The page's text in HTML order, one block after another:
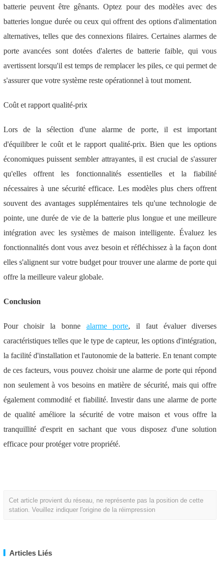
batterie peuvent être gênants. Optez pour des modèles avec des
batteries longue durée ou ceux qui offrent des options d'alimentation
alternatives, telles que des connexions filaires. Certaines alarmes de
porte avancées sont dotées d'alertes de batterie faible, qui vous
avertissent lorsqu'il est temps de remplacer les piles, ce qui permet de
s'assurer que votre système reste opérationnel à tout moment.
Coût et rapport qualité-prix
Lors de la sélection d'une alarme de porte, il est important
d'équilibrer le coût et le rapport qualité-prix. Bien que les options
économiques puissent sembler attrayantes, il est crucial de s'assurer
qu'elles offrent les fonctionnalités essentielles et la fiabilité
nécessaires à une sécurité efficace. Les modèles plus chers offrent
souvent des avantages supplémentaires tels qu'une technologie de
pointe, une durée de vie de la batterie plus longue et une meilleure
intégration avec les systèmes de maison intelligente. Évaluez les
fonctionnalités dont vous avez besoin et réfléchissez à la façon dont
elles s'alignent sur votre budget pour trouver une alarme de porte qui
offre la meilleure valeur globale.
Conclusion
Pour choisir la bonne alarme porte, il faut évaluer diverses
caractéristiques telles que le type de capteur, les options d'intégration,
la facilité d'installation et l'autonomie de la batterie. En tenant compte
de ces facteurs, vous pouvez choisir une alarme de porte qui répond
non seulement à vos besoins en matière de sécurité, mais qui offre
également commodité et fiabilité. Investir dans une alarme de porte
de qualité améliore la sécurité de votre maison et vous offre la
tranquillité d'esprit en sachant que vous disposez d'une solution
efficace pour protéger votre propriété.
Cet article provient du réseau, ne représente pas la position de cette
station. Veuillez indiquer l'origine de la réimpression
Articles Liés